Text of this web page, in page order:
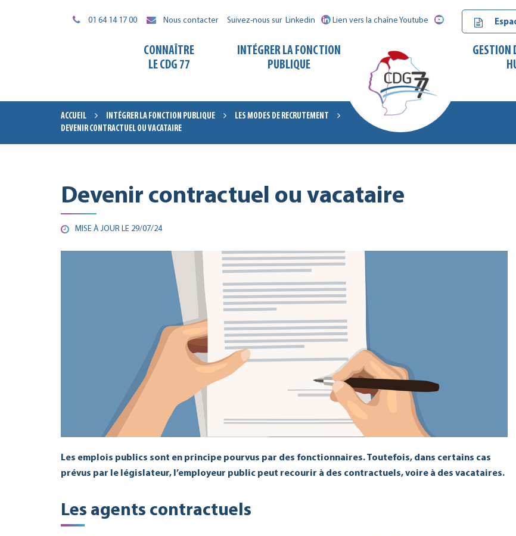
01 64 14 17 00 Nous contacter Suivez-nous sur Linkedin Lien vers la chaîne Youtube
CDG
77
CONNAÎTRE
LE CDG 77
INTÉGRER LA FONCTION
PUBLIQUE
GESTION
ACCUEIL INTÉGRER LA FONCTION PUBLIQUE
LES MODES DE RECRUTEMENT
DEVENIR CONTRACTUEL OU VACATAIRE
Devenir contractuel ou vacataire
MISE À JOUR LE 29/07/24
Les emplois publics sont en principe pourvus par des fonctionnaires. Toutefois, dans certains cas
prévus par le législateur, l’employeur public peut recourir à des contractuels, voire à des vacataires.
Les agents contractuels